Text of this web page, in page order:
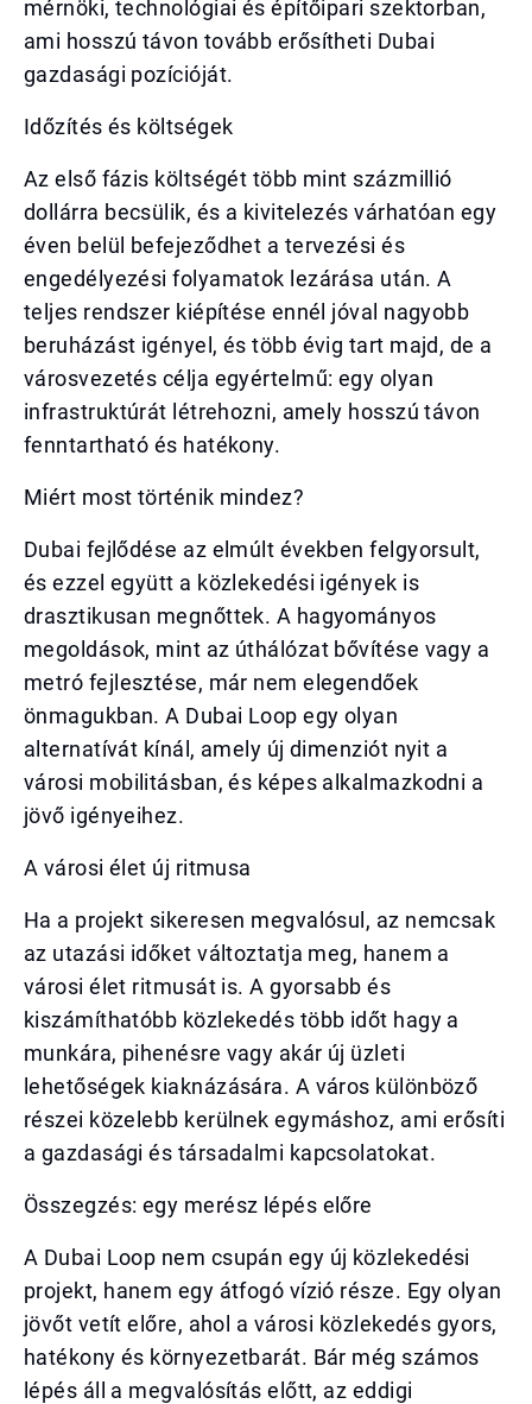
mérnöki, technológiai és építőipari szektorban,
ami hosszú távon tovább erősítheti Dubai
gazdasági pozícióját.
Időzítés és költségek
Az első fázis költségét több mint százmillió
dollárra becsülik, és a kivitelezés várhatóan egy
éven belül befejeződhet a tervezési és
engedélyezési folyamatok lezárása után. A
teljes rendszer kiépítése ennél jóval nagyobb
beruházást igényel, és több évig tart majd, de a
városvezetés célja egyértelmű: egy olyan
infrastruktúrát létrehozni, amely hosszú távon
fenntartható és hatékony.
Miért most történik mindez?
Dubai fejlődése az elmúlt években felgyorsult,
és ezzel együtt a közlekedési igények is
drasztikusan megnőttek. A hagyományos
megoldások, mint az úthálózat bővítése vagy a
metró fejlesztése, már nem elegendőek
önmagukban. A Dubai Loop egy olyan
alternatívát kínál, amely új dimenziót nyit a
városi mobilitásban, és képes alkalmazkodni a
jövő igényeihez.
A városi élet új ritmusa
Ha a projekt sikeresen megvalósul, az nemcsak
az utazási időket változtatja meg, hanem a
városi élet ritmusát is. A gyorsabb és
kiszámíthatóbb közlekedés több időt hagy a
munkára, pihenésre vagy akár új üzleti
lehetőségek kiaknázására. A város különböző
részei közelebb kerülnek egymáshoz, ami erősíti
a gazdasági és társadalmi kapcsolatokat.
Összegzés: egy merész lépés előre
A Dubai Loop nem csupán egy új közlekedési
projekt, hanem egy átfogó vízió része. Egy olyan
jövőt vetít előre, ahol a városi közlekedés gyors,
hatékony és környezetbarát. Bár még számos
lépés áll a megvalósítás előtt, az eddigi